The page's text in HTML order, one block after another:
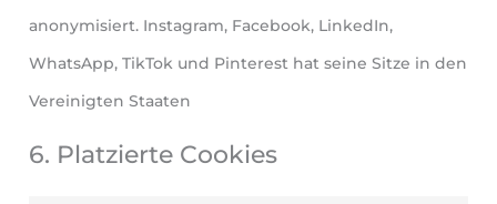
anonymisiert. Instagram, Facebook, LinkedIn,
WhatsApp, TikTok und Pinterest hat seine Sitze in den
Vereinigten Staaten
6. Platzierte Cookies